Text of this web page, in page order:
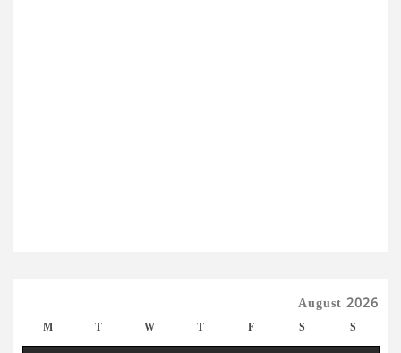
August 2026
M T W T F S S